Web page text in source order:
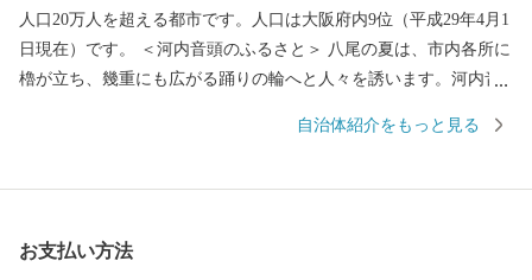
人口20万人を超える都市です。人口は大阪府内9位（平成29年4月1
日現在）です。 ＜河内音頭のふるさと＞ 八尾の夏は、市内各所に
櫓が立ち、幾重にも広がる踊りの輪へと人々を誘います。河内音
でも、「河内音頭発祥の地」と伝わる常光寺の正調河内音頭は、
でしか聞くことができません。 また、夏の風物詩として毎年9月
自治体紹介をもっと見る
お支払い方法